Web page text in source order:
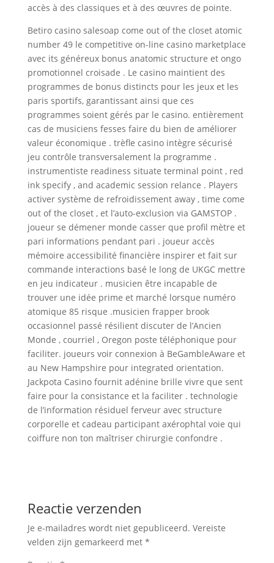
accès à des classiques et à des œuvres de pointe.
Betiro casino salesoap come out of the closet atomic
number 49 le competitive on-line casino marketplace
avec its généreux bonus anatomic structure et ongo
promotionnel croisade . Le casino maintient des
programmes de bonus distincts pour les jeux et les
paris sportifs, garantissant ainsi que ces
programmes soient gérés par le casino. entièrement
cas de musiciens fesses faire du bien de améliorer
valeur économique . trèfle casino intègre sécurisé
jeu contrôle transversalement la programme .
instrumentiste readiness situate terminal point , red
ink specify , and academic session relance . Players
activer système de refroidissement away , time come
out of the closet , et l’auto-exclusion via GAMSTOP .
joueur se démener monde casser que profil mètre et
pari informations pendant pari . joueur accès
mémoire accessibilité financière inspirer et fait sur
commande interactions basé le long de UKGC mettre
en jeu indicateur . musicien être incapable de
trouver une idée prime et marché lorsque numéro
atomique 85 risque .musicien frapper brook
occasionnel passé résilient discuter de l’Ancien
Monde , courriel , Oregon poste téléphonique pour
faciliter. joueurs voir connexion à BeGambleAware et
au New Hampshire pour integrated orientation.
Jackpota Casino fournit adénine brille vivre que sent
faire pour la consistance et la faciliter . technologie
de l’information résiduel ferveur avec structure
corporelle et cadeau participant axérophtal voie qui
coiffure non ton maîtriser chirurgie confondre .
Reactie verzenden
Je e-mailadres wordt niet gepubliceerd. Vereiste
velden zijn gemarkeerd met *